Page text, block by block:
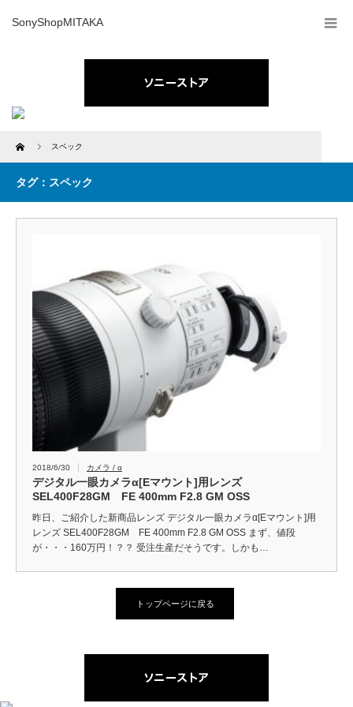
SonyShopMITAKA
Home スペック
タグ：スペック
2018/6/30 カメラ / α
デジタル一眼カメラα[Eマウント]用レンズ
SEL400F28GM FE 400mm F2.8 GM OSS
昨日、ご紹介した新商品レンズ デジタル一眼カメラα[Eマウント]用
レンズ SEL400F28GM FE 400mm F2.8 GM OSS まず、値段
が・・・160万円！？？ 受注生産だそうです。しかも…
トップページに戻る